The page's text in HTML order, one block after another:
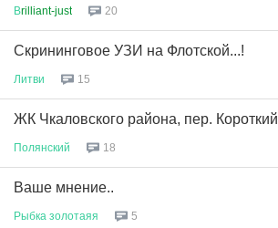
Вrilliant-just 20
Скрининговое УЗИ на Флотской...!
Литви 15
ЖК Чкаловского района, пер. Короткий
Полянский 18
Ваше мнение..
Рыбка золотаяя 5